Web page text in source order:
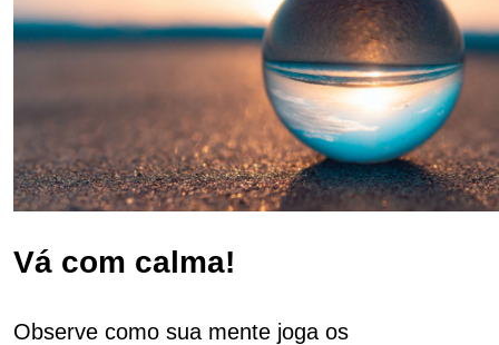
Vá com calma!
Observe como sua mente joga os